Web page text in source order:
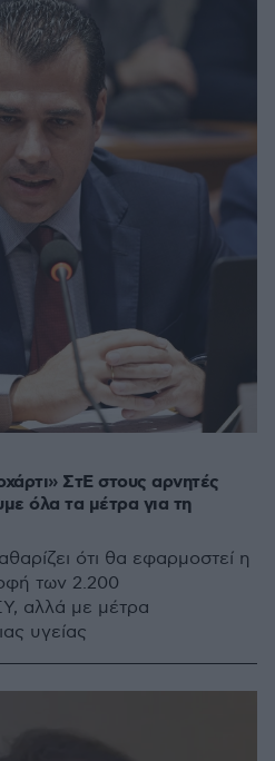
ΣτΕ στους αρνητές
όλα τα μέτρα για τη
ότι θα εφαρμοστεί η
των 2.200
αλλά με μέτρα
υγείας